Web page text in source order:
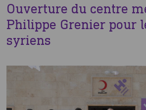
Ouverture du centre
Philippe Grenier pour
syriens